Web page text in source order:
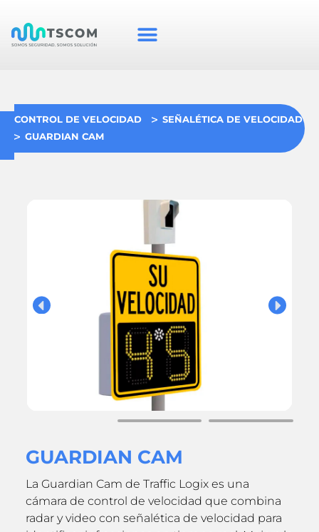
CONTROL DE VELOCIDAD
SEÑALÉTICA DE VELOCIDAD
GUARDIAN CAM
GUARDIAN CAM
La Guardian Cam de Traffic Logix es una
cámara de control de velocidad que combina
radar y video con señalética de velocidad para